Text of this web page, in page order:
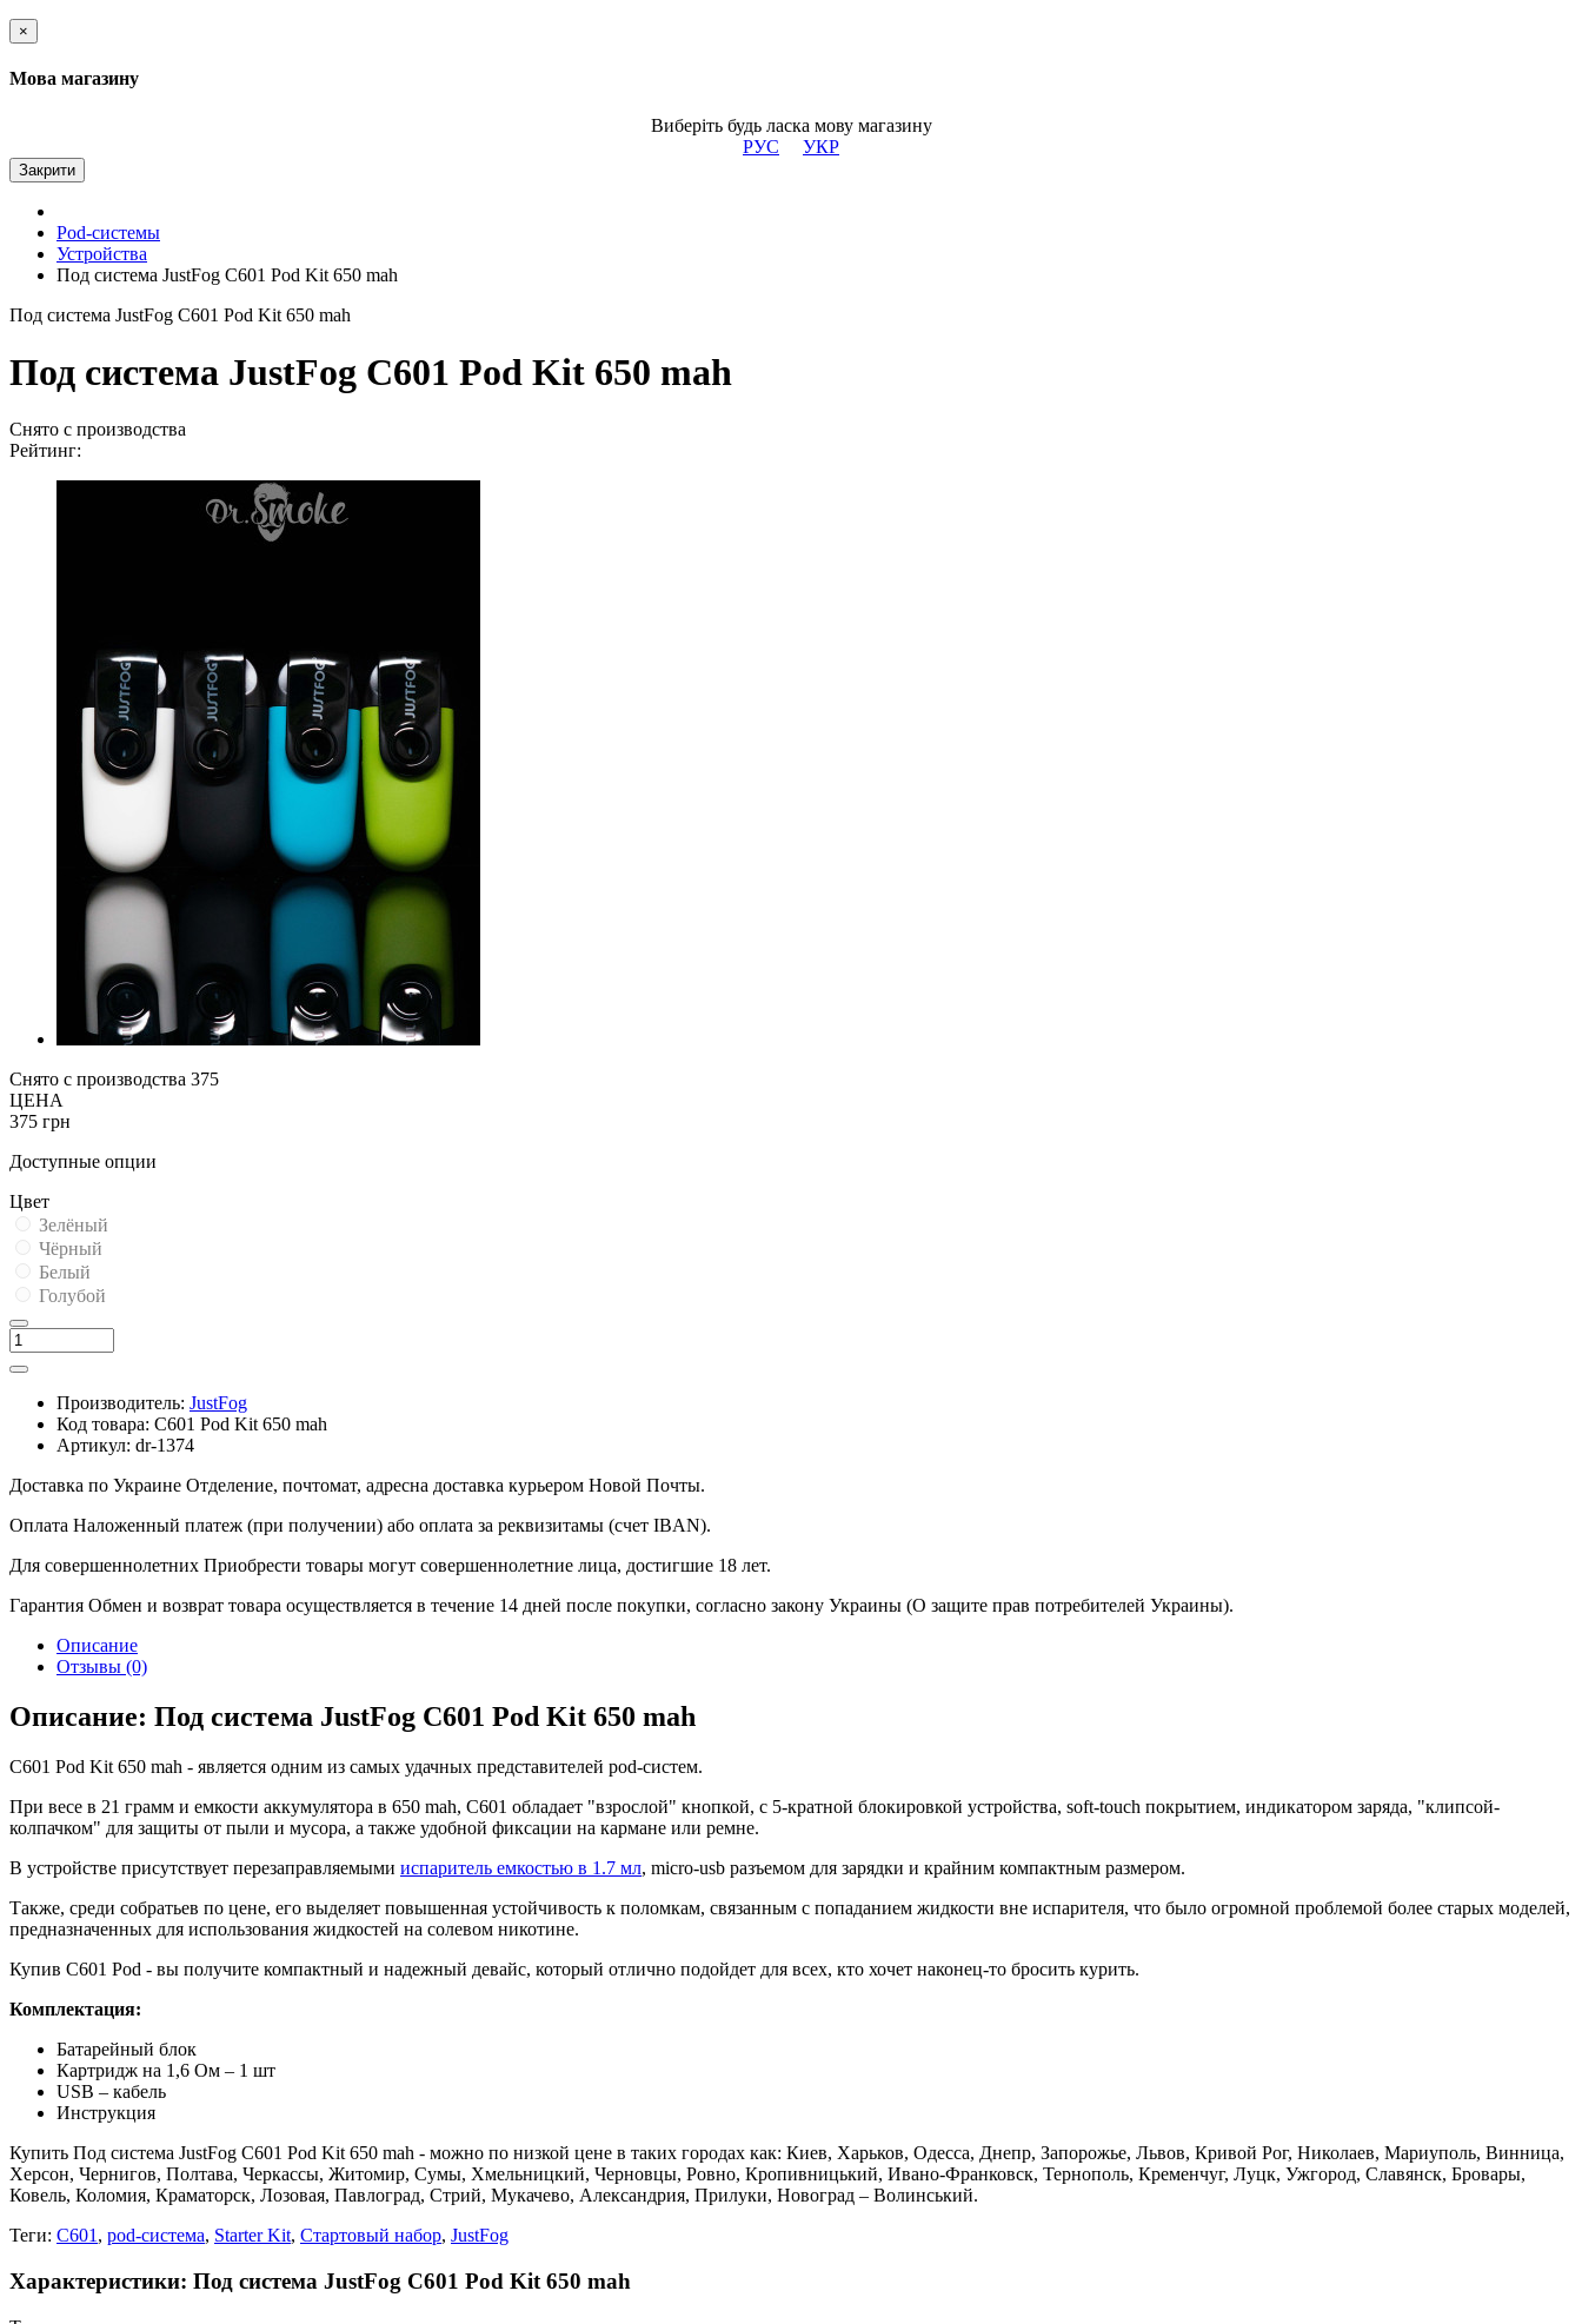
×
Мова магазину
Виберіть будь ласка мову магазину
РУС
УКР
Закрити
Pod-системы
Устройства
Под система JustFog C601 Pod Kit 650 mah
Под система JustFog C601 Pod Kit 650 mah
Под система JustFog C601 Pod Kit 650 mah
Снято с производства
Рейтинг:
Снято с производства 375
ЦЕНА
375 грн
Доступные опции
Цвет
Зелёный
Чёрный
Белый
Голубой
Производитель: JustFog
Код товара: C601 Pod Kit 650 mah
Артикул: dr-1374
Доставка по Украине Отделение, почтомат, адресна доставка курьером Новой Почты.
Оплата Наложенный платеж (при получении) або оплата за реквизитамы (счет IBAN).
Для совершеннолетних Приобрести товары могут совершеннолетние лица, достигшие 18 лет.
Гарантия Обмен и возврат товара осуществляется в течение 14 дней после покупки, согласно закону Украины (О защите прав потребителей Украины).
Описание
Отзывы (0)
Описание: Под система JustFog C601 Pod Kit 650 mah
C601 Pod Kit 650 mah - является одним из самых удачных представителей pod-систем.
При весе в 21 грамм и емкости аккумулятора в 650 mah, C601 обладает "взрослой" кнопкой, с 5-кратной блокировкой устройства, soft-touch покрытием, индикатором заряда, "клипсой-
колпачком" для защиты от пыли и мусора, а также удобной фиксации на кармане или ремне.
В устройстве присутствует перезаправляемыми испаритель емкостью в 1.7 мл, micro-usb разъемом для зарядки и крайним компактным размером.
Также, среди собратьев по цене, его выделяет повышенная устойчивость к поломкам, связанным с попаданием жидкости вне испарителя, что было огромной проблемой более старых моделей,
предназначенных для использования жидкостей на солевом никотине.
Купив C601 Pod - вы получите компактный и надежный девайс, который отлично подойдет для всех, кто хочет наконец-то бросить курить.
Комплектация:
Батарейный блок
Картридж на 1,6 Ом – 1 шт
USB – кабель
Инструкция
Купить Под система JustFog C601 Pod Kit 650 mah - можно по низкой цене в таких городах как: Киев, Харьков, Одесса, Днепр, Запорожье, Львов, Кривой Рог, Николаев, Мариуполь, Винница,
Херсон, Чернигов, Полтава, Черкассы, Житомир, Сумы, Хмельницкий, Черновцы, Ровно, Кропивницький, Ивано-Франковск, Тернополь, Кременчуг, Луцк, Ужгород, Славянск, Бровары,
Ковель, Коломия, Краматорск, Лозовая, Павлоград, Стрий, Мукачево, Александрия, Прилуки, Новоград – Волинський.
Теги: C601 , pod-система, Starter Kit, Стартовый набор, JustFog
Характеристики: Под система JustFog C601 Pod Kit 650 mah